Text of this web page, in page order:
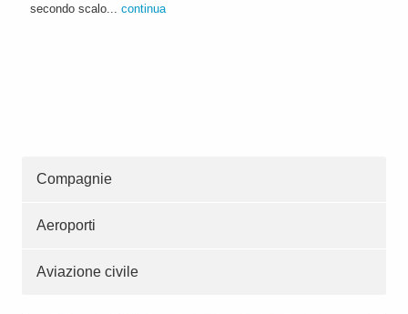
secondo scalo... continua
Compagnie
Aeroporti
Aviazione civile